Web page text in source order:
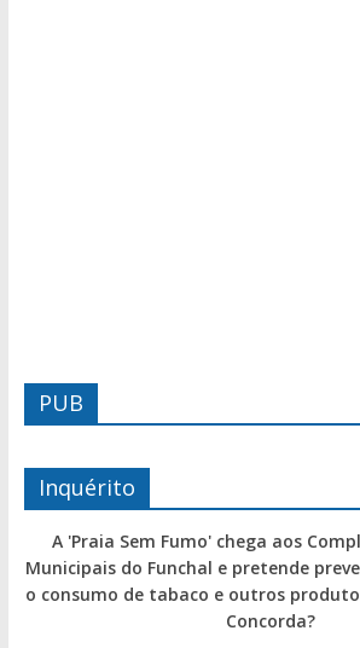
PUB
Inquérito
A 'Praia Sem Fumo' chega aos
Municipais do Funchal e pretende
o consumo de tabaco e outros
Concorda?